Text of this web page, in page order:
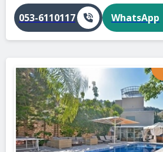
WhatsApp
053-6110117